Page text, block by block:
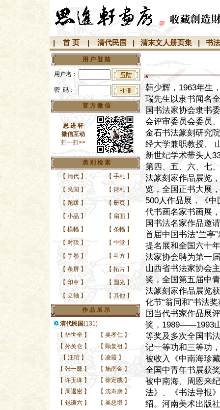
首 页 清代民国 清末文人册页集 书
用 户 登 陆
用户名：
密 码：
官 方 微 信
思 进 轩
微信互动
扫一扫>>
类 别 检 索
【 清代 】 【 手札 】
【 民国 】 【 诗札 】
【 题跋 】 【 册页 】
【 小品 】 【 扇面 】
【 横幅 】 【 条幅 】
【 对联 】 【 中堂 】
【 手卷 】 【 斗方 】
【 条屏 】 【 拓片 】
【 印章 】 【 圆光 】
【 立轴 】 【 其他 】
作 品 展 示
清代民国(131)
【 华世奎 】 【 吴孝仁 】
【 孙奂仑 】 【 顾复祖 】
【 汪琯 】 【 凌霞 】
【 张一麐 】 【 施南金 】
【 许玉瑑 】 【 徐定戡 】
【 周退密 】 【 沈寿康 】
【 包谦六 】 【 吴慈堪 】
韩少辉，1963年生
瑞先生以隶书闻名
国书法家协会隶书
会评审委员会委员
金石书法篆刻研究
经大学兼职教授、
新世纪学术带头人
第四、五、六、七
法篆刻家作品展览
览，全国正书大展
500人作品展，《
代书画名家书画展
国书法名家作品邀
首届中国书法“兰亭
提名展和全国六十
法家协会聘为第一
山西省书法家协会
奖，全国第五届中
法篆刻家作品展览
化节“翁同和”书法
国当代书家作品展
奖，1989——1993
等奖及多次全国书
记一等功和三等功
被收入《中南海珍
全国中青年书展获
被中南海、周恩来
法》、《书法导报
绍。河南美术出版